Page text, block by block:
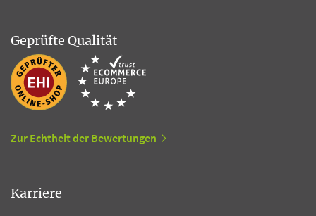
Geprüfte Qualität
Zur Echtheit der Bewertungen
Karriere